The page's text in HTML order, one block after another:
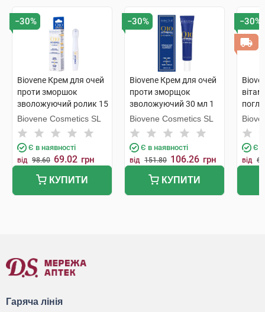
−30%
Biovene Крем для очей
проти зморшок
зволожуючий ролик 15
мл 1 флакон
Biovene Cosmetics SL
Є в наявності
від 98.60 69.02 грн
КУПИТИ
−30%
Biovene Крем для очей
проти зморщок
зволожуючий 30 мл 1
туба
Biovene Cosmetics SL
Є в наявності
від 151.80 106.26 грн
КУПИТИ
−30%
Є в
від
Гаряча лінія